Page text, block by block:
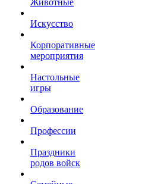
Животные
Искусство
Корпоративные
мероприятия
Настольные
игры
Образование
Профессии
Праздники
родов войск